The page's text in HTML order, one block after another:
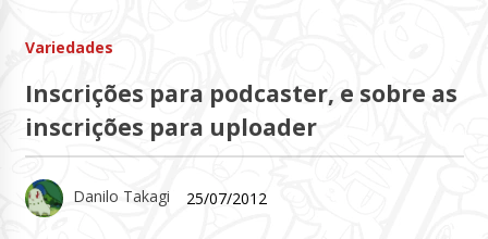
Variedades
Inscrições para podcaster, e sobre as
inscrições para uploader
Danilo Takagi 25/07/2012